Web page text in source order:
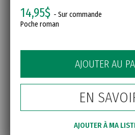
14,95$ - Sur commande
Poche roman
AJOUTER AU
EN
AJOUTER À MA